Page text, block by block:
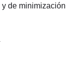
de minimización